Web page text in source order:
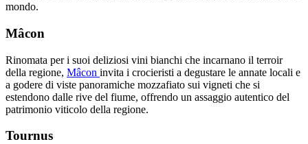
mondo.
Mâcon
Rinomata per i suoi deliziosi vini bianchi che incarnano il terroir
della regione, Mâcon invita i crocieristi a degustare le annate locali e
a godere di viste panoramiche mozzafiato sui vigneti che si
estendono dalle rive del fiume, offrendo un assaggio autentico del
patrimonio viticolo della regione.
Tournus